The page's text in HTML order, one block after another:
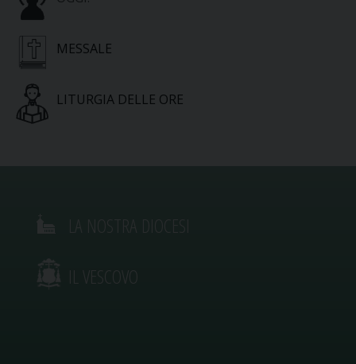
MESSALE
LITURGIA DELLE ORE
IL VESCOVO